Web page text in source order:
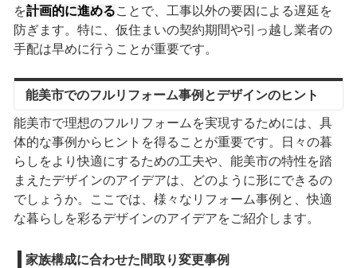
を計画的に進めることで、工事以外の要因による遅延を
防ぎます。特に、仮住まいの契約期間や引っ越し業者の
手配は早めに行うことが重要です。
能美市でのフルリフォーム事例とデザインのヒント
能美市で理想のフルリフォームを実現するためには、具
体的な事例からヒントを得ることが重要です。日々の暮
らしをより快適にするための工夫や、能美市の特性を踏
まえたデザインのアイデアは、どのように形にできるの
でしょうか。ここでは、様々なリフォーム事例と、快適
な暮らしを彩るデザインのアイデアをご紹介します。
家族構成に合わせた間取り変更事例